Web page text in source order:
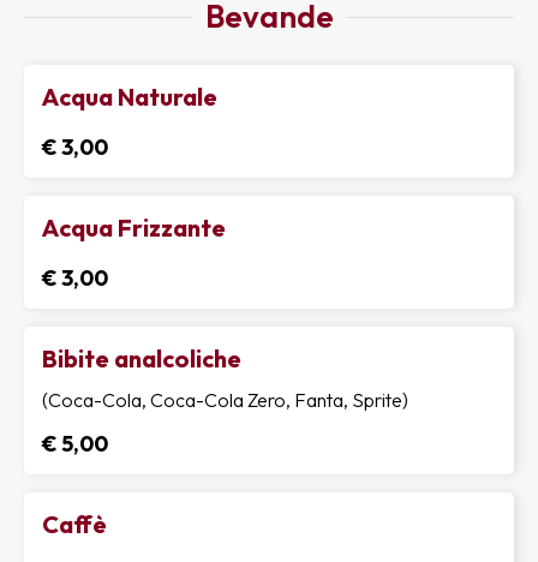
Bevande
Acqua Naturale
€ 3,00
Acqua Frizzante
€ 3,00
Bibite analcoliche
(Coca-Cola, Coca-Cola Zero, Fanta, Sprite)
€ 5,00
Caffè